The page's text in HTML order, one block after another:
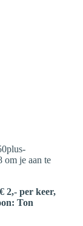
om je aan te
2,- per keer,
Ton